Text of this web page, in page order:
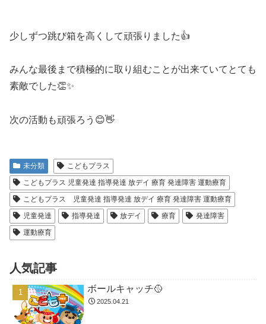
少しずつ跳び箱を高くして頑張りました👍
みんな最後まで積極的に取り組むことが出来ていてとても
素敵でした👏✨
次の活動も頑張ろう😊👋
未分類
こどもプラス
こどもプラス 児童発達 指導発達 放デイ 療育 発達障害 運動療育
こどもプラス 児童発達 指導発達 放デイ 療育 発達障害 運動療育
児童発達
指導発達 放デイ 療育
発達障害
運動療育
人気記事
ボールキャッチ🥎
2025.04.21